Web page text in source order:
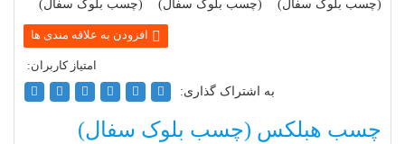
به اشتراک گذاری:
چسب هبلکس (چسب بلوک سفال)